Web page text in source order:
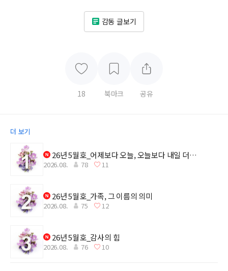
감동 글보기
18 북마크 공유
더 보기
26년 5월호_어제보다 오늘, 오늘보다 내일 더
깊어지는 감사
2026.08. 78 11
26년 5월호_가족, 그 이름의 의미
2026.08. 75 12
26년 5월호_감사의 힘
2026.08. 76 10